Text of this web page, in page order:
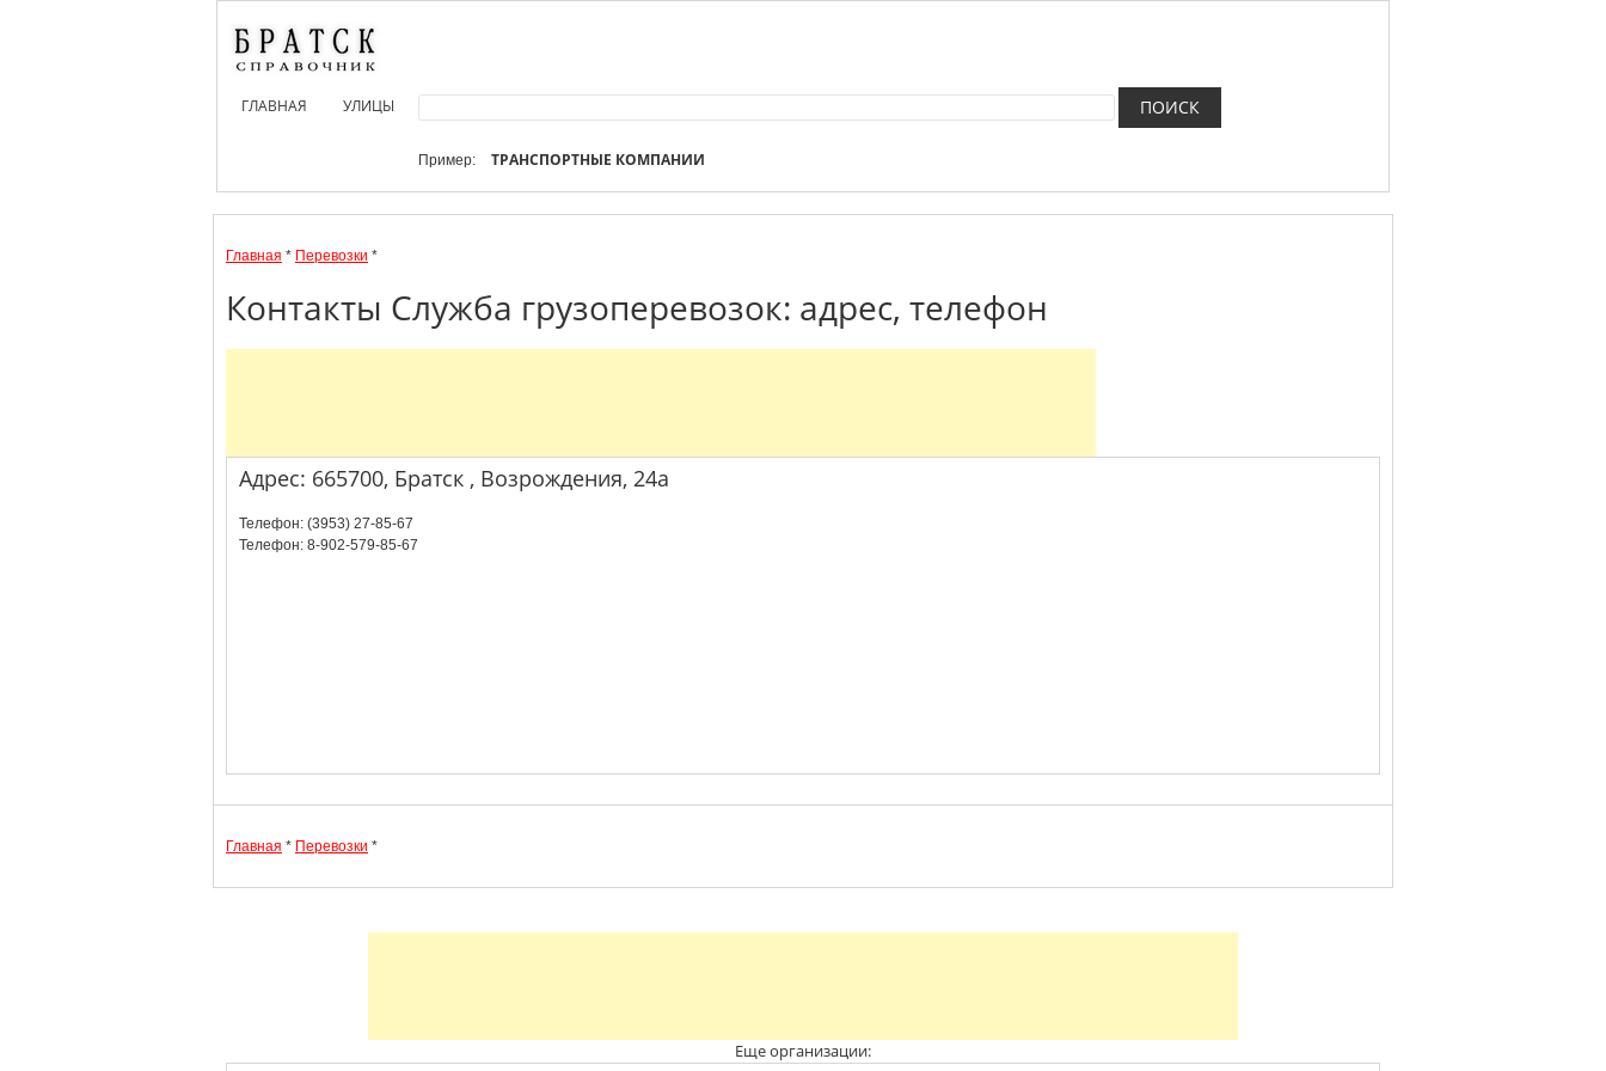
ГЛАВНАЯ УЛИЦЫ
Пример: ТРАНСПОРТНЫЕ КОМПАНИИ
Главная * Перевозки *
Контакты Служба грузоперевозок: адрес, телефон
Адрес: 665700, Братск , Возрождения, 24а
Телефон: (3953) 27-85-67
Телефон: 8-902-579-85-67
Главная * Перевозки *
Еще организации: